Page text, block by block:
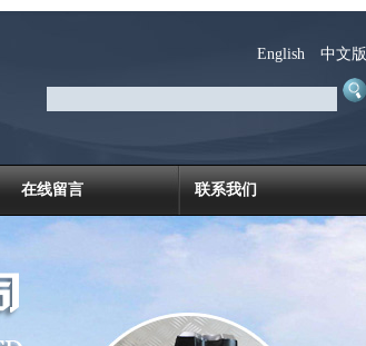
English 中文版
在线留言 联系我们